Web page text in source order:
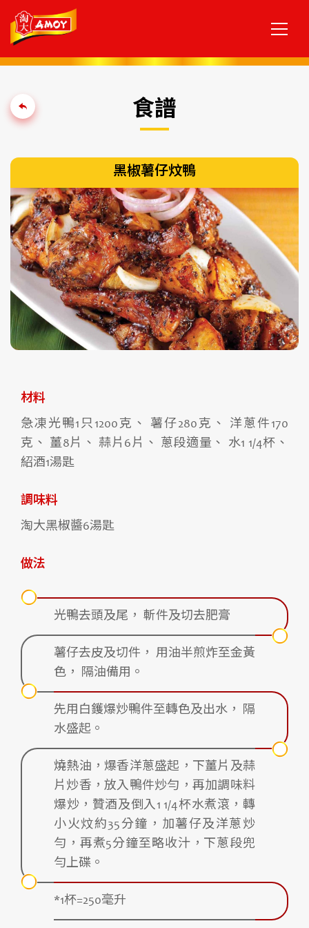
食譜
黑椒薯仔炆鴨
材料
急凍光鴨1只1200克、 薯仔280克、 洋蔥件170
克、 薑8片、 蒜片6片、 蔥段適量、 水1 1/4杯、
紹酒1湯匙
調味料
淘大黑椒醬6湯匙
做法
光鴨去頭及尾， 斬件及切去肥膏
薯仔去皮及切件， 用油半煎炸至金黃
色， 隔油備用。
先用白鑊爆炒鴨件至轉色及出水， 隔
水盛起。
燒熱油，爆香洋蔥盛起，下薑片及蒜
片炒香，放入鴨件炒勻，再加調味料
爆炒，贊酒及倒入1 1/4杯水煮滾，轉
小火炆約35分鐘，加薯仔及洋蔥炒
勻，再煮5分鐘至略收汁，下蔥段兜
勻上碟。
*1杯=250毫升